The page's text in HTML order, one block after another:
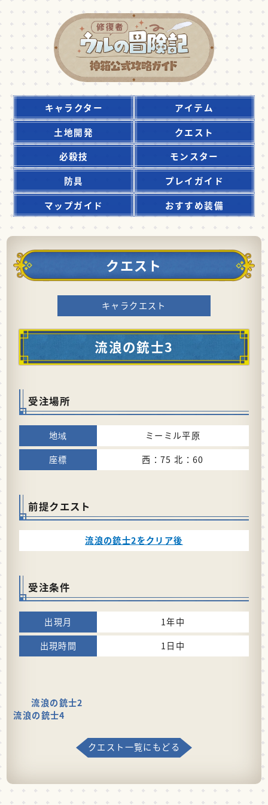
キャラクター
アイテム
土地開発
クエスト
必殺技
モンスター
防具
プレイガイド
マップガイド
おすすめ装備
クエスト
キャラクエスト
流浪の銃士3
受注場所
ミーミル平原
西：75 北：60
前提クエスト
流浪の銃士2をクリア後
受注条件
1年中
1日中
流浪の銃士2
流浪の銃士4
クエスト一覧にもどる